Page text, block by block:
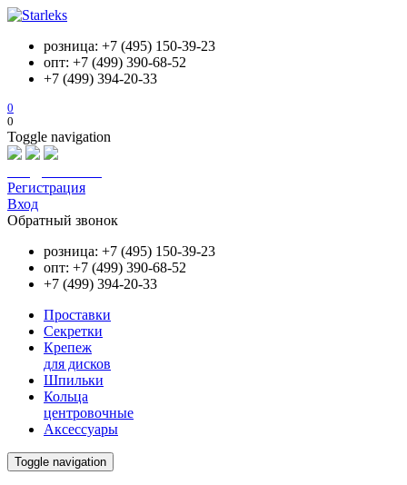
розница: +7 (495) 150-39-23
опт: +7 (499) 390-68-52
+7 (499) 394-20-33
0
0
Toggle navigation
Регистрация
Вход
Обратный звонок
розница: +7 (495) 150-39-23
опт: +7 (499) 390-68-52
+7 (499) 394-20-33
Проставки
Секретки
Крепеж
для дисков
Шпильки
Кольца
центровочные
Аксессуары
Toggle navigation